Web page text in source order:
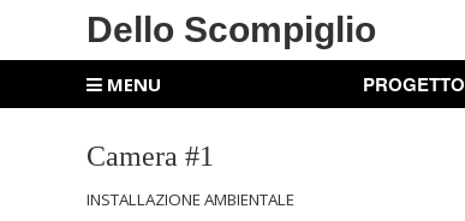
Dello Scompiglio
MENU PROGETTO
Camera #1
INSTALLAZIONE AMBIENTALE